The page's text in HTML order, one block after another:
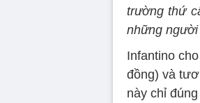
trường thứ
những người
Infantino
đồng) và
này chỉ